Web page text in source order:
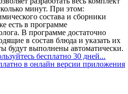
минут. При этом:
состава и сборники
есть в программе
В программе достаточно
в состав блюда и указать их
будут выполнены автоматически.
бесплатно 30 дней...
в онлайн версии приложения